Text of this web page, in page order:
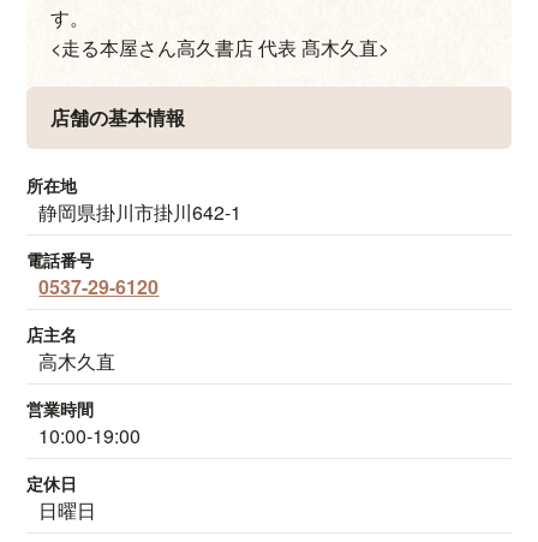
す。
<走る本屋さん高久書店 代表 髙木久直>
店舗の基本情報
所在地
静岡県掛川市掛川642-1
電話番号
0537-29-6120
店主名
高木久直
営業時間
10:00-19:00
定休日
日曜日